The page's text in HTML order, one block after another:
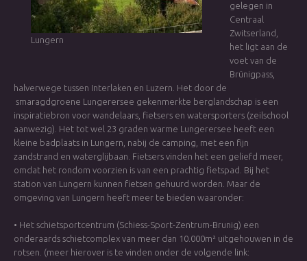
Lungern
gelegen in
Centraal
Zwitserland,
het ligt aan de
voet van de
Brünigpass,
halverwege tussen Interlaken en Luzern. Het door de
smaragdgroene Lungerersee gekenmerkte berglandschap is een
inspiratiebron voor wandelaars, fietsers en watersporters (zeilschool
aanwezig). Het tot wel 23 graden warme Lungerersee heeft een
kleine badplaats in Lungern, nabij de camping, met een fijn
zandstrand en waterglijbaan. Fietsers vinden het een geliefd meer,
omdat het rondom voorzien is van een prachtig fietspad. Bij het
station van Lungern kunnen fietsen gehuurd worden. Maar de
omgeving van Lungern heeft meer te bieden waaronder:
• Het schietsportcentrum (Schiess-Sport-Zentrum-Brunig) een
onderaards schietcomplex van meer dan 10.000m² uitgehouwen in de
rotsen. (meer hierover is te vinden onder de volgende link: